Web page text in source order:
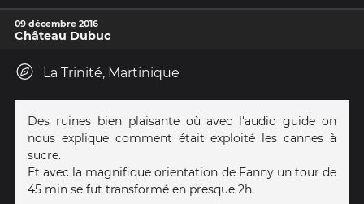
09 décembre 2016
Château Dubuc
La Trinité, Martinique
Des ruines bien plaisante où avec l'audio guide on
nous explique comment était exploité les cannes à
sucre.
Et avec la magnifique orientation de Fanny un tour de
45 min se fut transformé en presque 2h.